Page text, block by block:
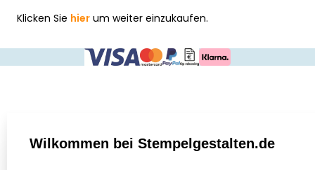
Klicken Sie hier um weiter einzukaufen.
Wilkommen bei Stempelgestalten.de